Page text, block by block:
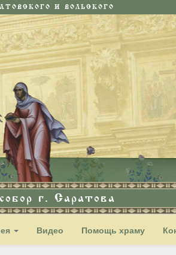
И ВОЛЬСКОГО
г. Саратова
Видео Помощь храму